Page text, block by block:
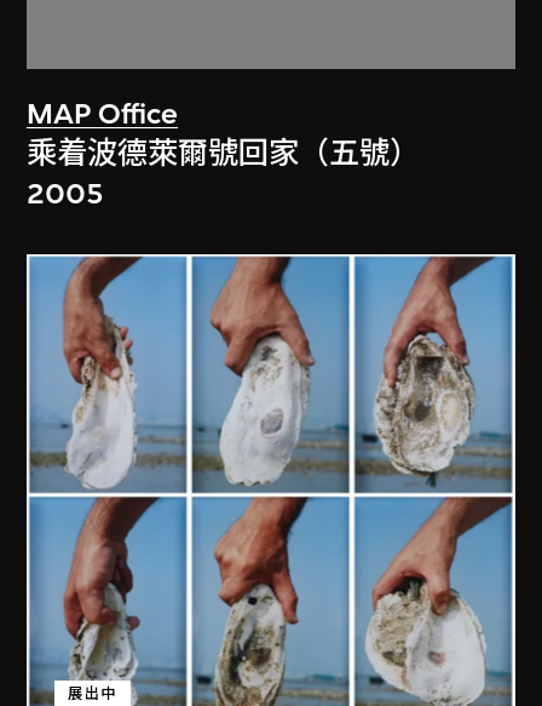
MAP Office
乘着波德萊爾號回家（五號）
2005
展出中